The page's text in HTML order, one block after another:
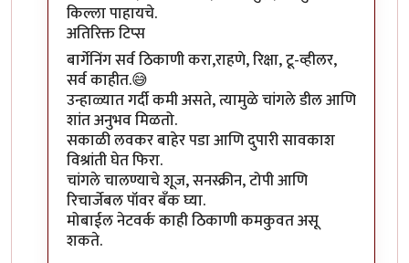
किल्ला पाहायचे.
अतिरिक्त टिप्स
बार्गेनिंग सर्व ठिकाणी करा,राहणे, रिक्षा, टू-व्हीलर,
सर्व काहीत.😅
उन्हाळ्यात गर्दी कमी असते, त्यामुळे चांगले डील आणि
शांत अनुभव मिळतो.
सकाळी लवकर बाहेर पडा आणि दुपारी सावकाश
विश्रांती घेत फिरा.
चांगले चालण्याचे शूज, सनस्क्रीन, टोपी आणि
रिचार्जेबल पॉवर बँक घ्या.
मोबाईल नेटवर्क काही ठिकाणी कमकुवत असू
शकते.